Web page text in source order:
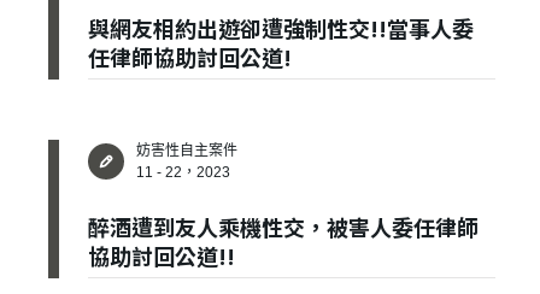
與網友相約出遊卻遭強制性交!!當事人委
任律師協助討回公道!
妨害性自主案件
11 - 22，2023
醉酒遭到友人乘機性交，被害人委任律師
協助討回公道!!